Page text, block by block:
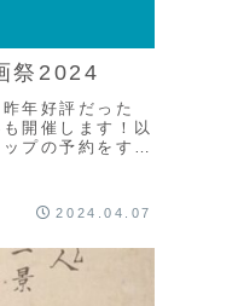
祭2024
年好評だった
開催します！以
プの予約をする
2024.04.07